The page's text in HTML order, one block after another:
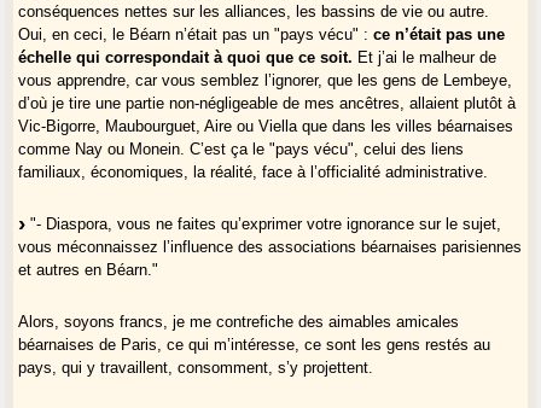
conséquences nettes sur les alliances, les bassins de vie ou autre.
Oui, en ceci, le Béarn n’était pas un "pays vécu" :ce n’était pas une
échelle qui correspondait à quoi que ce soit. Et j’ai le malheur de
vous apprendre, car vous semblez l’ignorer, que les gens de Lembeye,
d’où je tire une partie non-négligeable de mes ancêtres, allaient plutôt à
Vic-Bigorre, Maubourguet, Aire ou Viella que dans les villes béarnaises
comme Nay ou Monein. C’est ça le "pays vécu", celui des liens
familiaux, économiques, la réalité, face à l’officialité administrative.
"- Diaspora, vous ne faites qu’exprimer votre ignorance sur le sujet,
vous méconnaissez l’influence des associations béarnaises parisiennes
et autres en Béarn."
Alors, soyons francs, je me contrefiche des aimables amicales
béarnaises de Paris, ce qui m’intéresse, ce sont les gens restés au
pays, qui y travaillent, consomment, s’y projettent.